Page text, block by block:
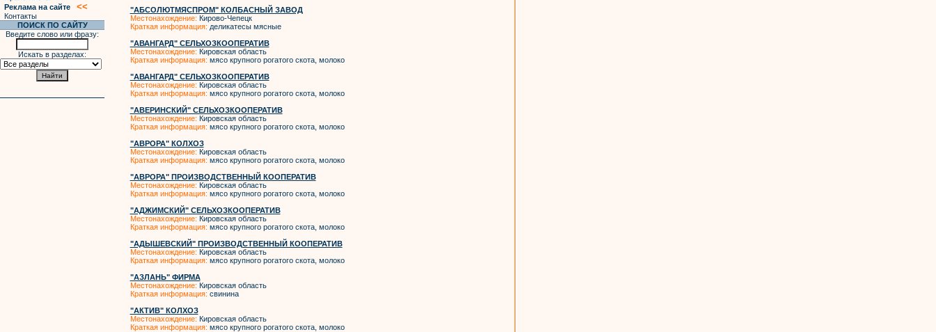
Реклама на сайте
<<
Контакты
ПОИСК ПО САЙТУ
Введите слово или фразу:
Искать в разделах:
"АБСОЛЮТМЯСПРОМ" КОЛБАСНЫЙ ЗАВОД
Местонахождение: Кирово-Чепецк
Краткая информация: деликатесы мясные
"АВАНГАРД" СЕЛЬХОЗКООПЕРАТИВ
Местонахождение: Кировская область
Краткая информация: мясо крупного рогатого скота, молоко
"АВАНГАРД" СЕЛЬХОЗКООПЕРАТИВ
Местонахождение: Кировская область
Краткая информация: мясо крупного рогатого скота, молоко
"АВЕРИНСКИЙ" СЕЛЬХОЗКООПЕРАТИВ
Местонахождение: Кировская область
Краткая информация: мясо крупного рогатого скота, молоко
"АВРОРА" КОЛХОЗ
Местонахождение: Кировская область
Краткая информация: мясо крупного рогатого скота, молоко
"АВРОРА" ПРОИЗВОДСТВЕННЫЙ КООПЕРАТИВ
Местонахождение: Кировская область
Краткая информация: мясо крупного рогатого скота, молоко
"АДЖИМСКИЙ" СЕЛЬХОЗКООПЕРАТИВ
Местонахождение: Кировская область
Краткая информация: мясо крупного рогатого скота, молоко
"АДЫШЕВСКИЙ" ПРОИЗВОДСТВЕННЫЙ КООПЕРАТИВ
Местонахождение: Кировская область
Краткая информация: мясо крупного рогатого скота, молоко
"АЗЛАНЬ" ФИРМА
Местонахождение: Кировская область
Краткая информация: свинина
"АКТИВ" КОЛХОЗ
Местонахождение: Кировская область
Краткая информация: мясо крупного рогатого скота, молоко